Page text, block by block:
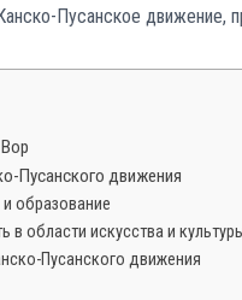
Пусанское движение,
Пусанского движения
образование
в области искусства и
Пусанского движения